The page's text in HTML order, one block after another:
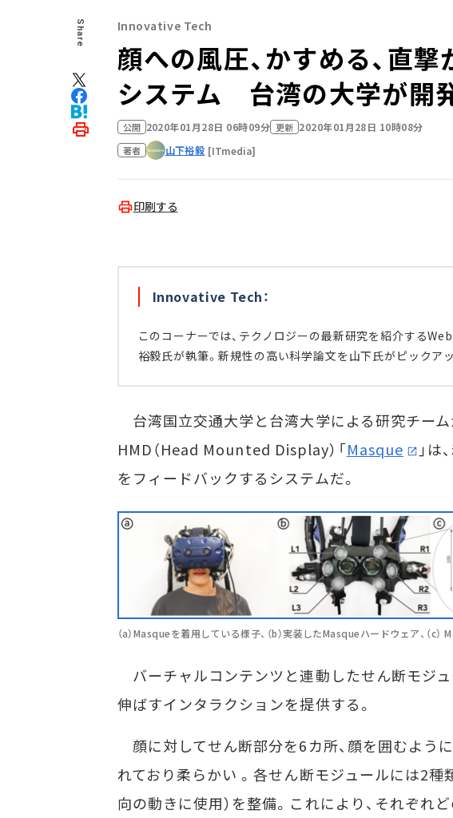
Share Innovative Tech
顔への風圧、かすめる、直
システム 台湾の大学が開
公開 2020年01月28日 06時09分 更新 2020年01月28日 10時08分
著者 山下裕毅 [ITmedia]
印刷する
Innovative Tech：
このコーナーでは、テクノロジーの最新研究を紹介する
裕毅氏が執筆。新規性の高い科学論文を山下氏がピックアッ
台湾国立交通大学と台湾大学による研究チー
HMD（Head Mounted Display）「Masque
」
をフィードバックするシステムだ。
（a）Masqueを着用している様子、（b）実装したMasqueハードウェア、（c）
バーチャルコンテンツと連動したせん断モジ
伸ばすインタラクションを提供する。
顔に対してせん断部分を6カ所、顔を囲むよう
れており柔らかい 。各せん断モジュールには2種
向の動きに使用）を整備。これにより、それぞれ